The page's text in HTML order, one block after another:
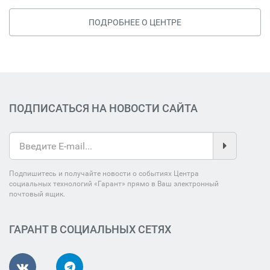
ПОДРОБНЕЕ О ЦЕНТРЕ
ПОДПИСАТЬСЯ НА НОВОСТИ САЙТА
Подпишитесь и получайте новости о событиях Центра
социальных технологий «Гарант» прямо в Ваш электронный
почтовый ящик.
ГАРАНТ В СОЦИАЛЬНЫХ СЕТЯХ